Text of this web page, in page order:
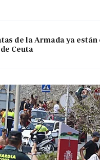
de la Armada ya
Ceuta